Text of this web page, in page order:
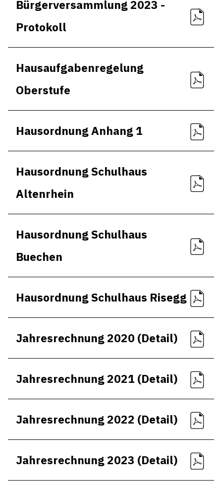
Bürgerversammlung 2023 -
Protokoll
Hausaufgabenregelung
Oberstufe
Hausordnung Anhang 1
Hausordnung Schulhaus
Altenrhein
Hausordnung Schulhaus
Buechen
Hausordnung Schulhaus Risegg
Jahresrechnung 2020 (Detail)
Jahresrechnung 2021 (Detail)
Jahresrechnung 2022 (Detail)
Jahresrechnung 2023 (Detail)